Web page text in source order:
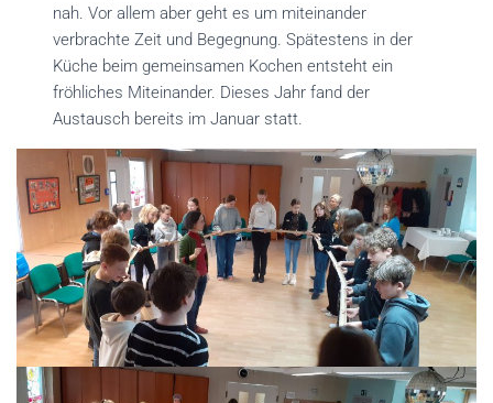
nah. Vor allem aber geht es um miteinander
verbrachte Zeit und Begegnung. Spätestens in der
Küche beim gemeinsamen Kochen entsteht ein
fröhliches Miteinander. Dieses Jahr fand der
Austausch bereits im Januar statt.